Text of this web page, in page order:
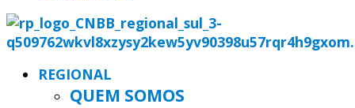
REGIONAL
QUEM SOMOS